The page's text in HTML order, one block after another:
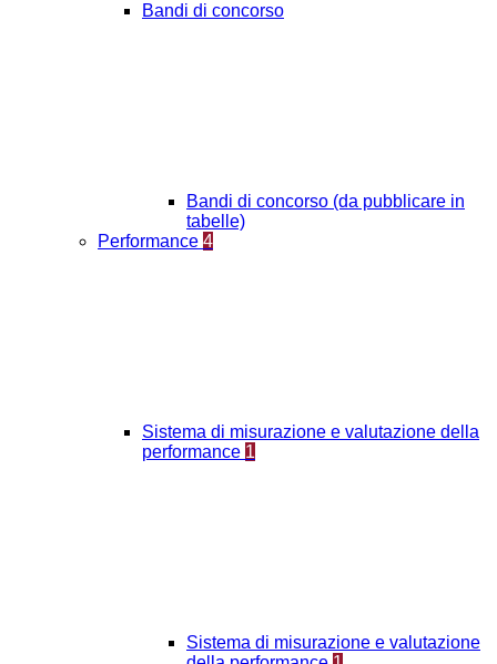
Bandi di concorso
Bandi di concorso (da pubblicare in
tabelle)
Performance 4
Sistema di misurazione e valutazione della
performance 1
Sistema di misurazione e valutazione